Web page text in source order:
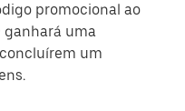
promocional ao
ganhará uma
um